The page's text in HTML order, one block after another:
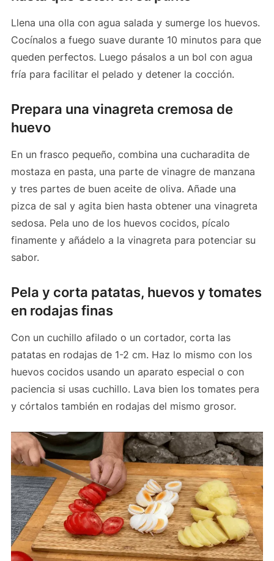
Llena una olla con agua salada y sumerge los huevos.
Cocínalos a fuego suave durante 10 minutos para que
queden perfectos. Luego pásalos a un bol con agua
fría para facilitar el pelado y detener la cocción.
Prepara una vinagreta cremosa de
huevo
En un frasco pequeño, combina una cucharadita de
mostaza en pasta, una parte de vinagre de manzana
y tres partes de buen aceite de oliva. Añade una
pizca de sal y agita bien hasta obtener una vinagreta
sedosa. Pela uno de los huevos cocidos, pícalo
finamente y añádelo a la vinagreta para potenciar su
sabor.
Pela y corta patatas, huevos y tomates
en rodajas finas
Con un cuchillo afilado o un cortador, corta las
patatas en rodajas de 1-2 cm. Haz lo mismo con los
huevos cocidos usando un aparato especial o con
paciencia si usas cuchillo. Lava bien los tomates pera
y córtalos también en rodajas del mismo grosor.